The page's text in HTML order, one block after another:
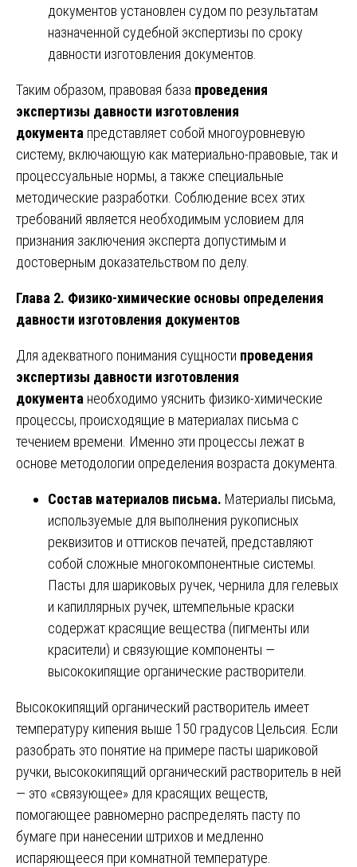
документов установлен судом по результатам
назначенной судебной экспертизы по сроку
давности изготовления документов.
Таким образом, правовая база проведения
экспертизы давности изготовления
документа представляет собой многоуровневую
систему, включающую как материально-правовые, так и
процессуальные нормы, а также специальные
методические разработки. Соблюдение всех этих
требований является необходимым условием для
признания заключения эксперта допустимым и
достоверным доказательством по делу.
Глава 2. Физико-химические основы определения
давности изготовления документов
Для адекватного понимания сущности проведения
экспертизы давности изготовления
документа необходимо уяснить физико-химические
процессы, происходящие в материалах письма с
течением времени. Именно эти процессы лежат в
основе методологии определения возраста документа.
Состав материалов письма. Материалы письма,
используемые для выполнения рукописных
реквизитов и оттисков печатей, представляют
собой сложные многокомпонентные системы.
Пасты для шариковых ручек, чернила для гелевых
и капиллярных ручек, штемпельные краски
содержат красящие вещества (пигменты или
красители) и связующие компоненты —
высококипящие органические растворители.
Высококипящий органический растворитель имеет
температуру кипения выше 150 градусов Цельсия. Если
разобрать это понятие на примере пасты шариковой
ручки, высококипящий органический растворитель в ней
— это «связующее» для красящих веществ,
помогающее равномерно распределять пасту по
бумаге при нанесении штрихов и медленно
испаряющееся при комнатной температуре.